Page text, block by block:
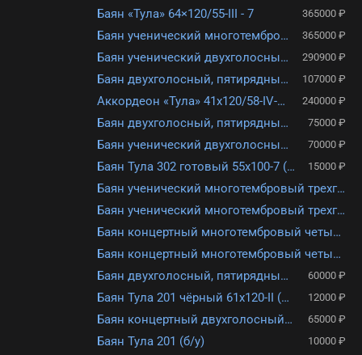
Баян «Тула» 64×120/55-III - 7 365000 ₽
Баян ученический многотембровый трехголосый Тула 64х120- III-7 БН – 10-2 365000 ₽
Баян ученический двухголосный Тула-209 92/55х100-II БН–37-1 290900 ₽
Баян двухголосный, пятирядный с готовым аккомпанементом и инкрустацией Тула-209 БН-37 красный 107000 ₽
Аккордеон «Тула» 41х120/58-IV-11+М+5 240000 ₽
Баян двухголосный, пятирядный с готовым аккомпанементом Тула-209 БН-37 красный 75000 ₽
Баян ученический двухголосный Тула-209 БН-37 белый 70000 ₽
Баян Тула 302 готовый 55х100-7 (б/у) 15000 ₽
Баян ученический многотембровый трехголосный Тула 55х120/50-III-7 БН-12-2
Баян ученический многотембровый трехголосный «Тула» 55×100-III-7 БН – 14
Баян концертный многотембровый четырехголосный Тула 106/64х120/58-IV-15(7) БН-5
Баян концертный многотембровый четырехголосный Тула 106/64х120-IV-15(7) БН-5-1
Баян двухголосный, пятирядный с готовым аккомпанементом Тула-209 БН-37 красный
60000 ₽
Баян Тула 201 чёрный 61х120-II (б/у) 12000 ₽
Баян концертный двухголосный «Тула» 61×120-II БН-16 (б/у) 65000 ₽
Баян Тула 201 (б/у) 10000 ₽